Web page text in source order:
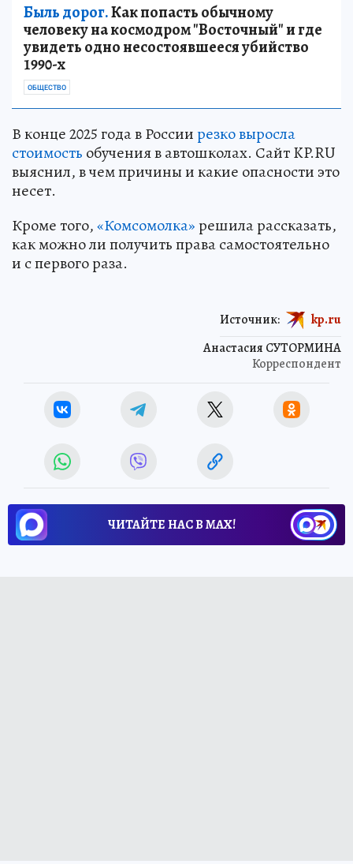
Быль дорог.Как попасть обычному
человеку на космодром "Восточный" и где
увидеть одно несостоявшееся убийство
1990-х
ОБЩЕСТВО
В конце 2025 года в Россиирезко выросла
стоимость обучения в автошколах. Сайт KP.RU
выяснил, в чем причины и какие опасности это
несет.
Кроме того,«Комсомолка»решила рассказать,
как можно ли получить права самостоятельно
и с первого раза.
Анастасия СУТОРМИНА
Корреспондент
Источник: kp.ru
ЧИТАЙТЕ НАС В МАХ!